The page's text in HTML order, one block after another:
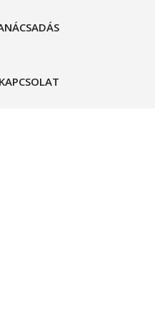
KAPCSOLAT